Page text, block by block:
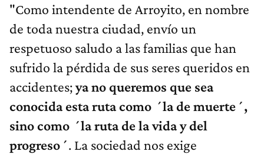
"Como intendente de Arroyito, en nombre
de toda nuestra ciudad, envío un
respetuoso saludo a las familias que han
sufrido la pérdida de sus seres queridos en
accidentes;ya no queremos que sea
conocida esta ruta como ´la de muerte´,
sino como ´la ruta de la vida y del
progreso´. La sociedad nos exige